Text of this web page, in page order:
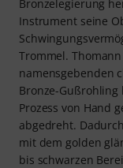
Bronzelegierung
Instrument seine
Trommel.
namensgebenden
Bronze-
Prozess von Hand
abgedreht.
mit dem golden
bis schwarzen